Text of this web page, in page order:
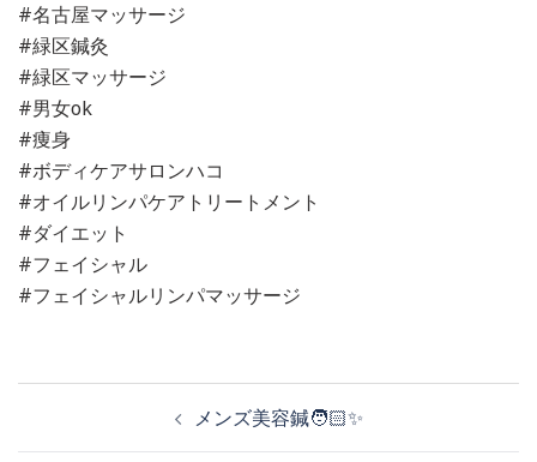
#名古屋マッサージ
#緑区鍼灸
#緑区マッサージ
#男女ok
#痩身
#ボディケアサロンハコ
#オイルリンパケアトリートメント
#ダイエット
#フェイシャル
#フェイシャルリンパマッサージ
メンズ美容鍼🧑🏻✨